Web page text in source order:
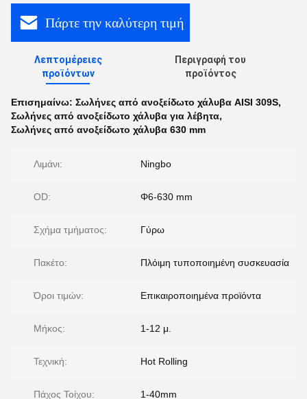
Πάρτε την καλύτερη τιμή
Λεπτομέρειες
προϊόντων
Περιγραφή του
προϊόντος
Επισημαίνω: Σωλήνες από ανοξείδωτο χάλυβα AISI 309S,
Σωλήνες από ανοξείδωτο χάλυβα για λέβητα,
Σωλήνες από ανοξείδωτο χάλυβα 630 mm
Λιμάνι: Ningbo
OD: Φ6-630 mm
Σχήμα τμήματος: Γύρω
Πακέτο: Πλόιμη τυποποιημένη συσκευασία
Όροι τιμών: Επικαιροποιημένα προϊόντα
Μήκος: 1-12 μ.
Τεχνική: Hot Rolling
Πάχος Τοίχου: 1-40mm